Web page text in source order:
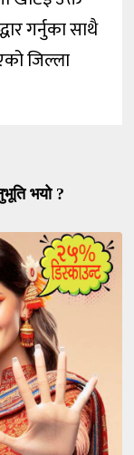
गर्नुका साथै
जिल्ला
भयो ?